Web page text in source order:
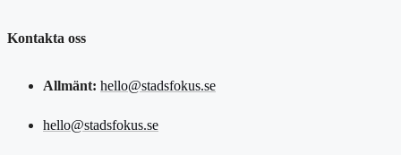
Kontakta oss
Allmänt: hello@stadsfokus.se
hello@stadsfokus.se